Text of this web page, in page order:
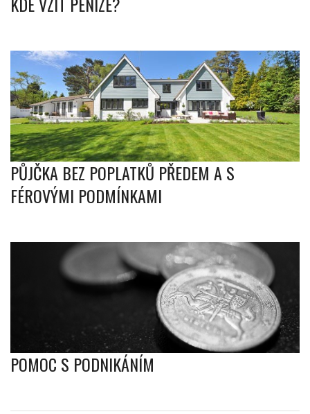
PŮJČKA BEZ POPLATKŮ PŘEDEM A S
FÉROVÝMI PODMÍNKAMI
POMOC S PODNIKÁNÍM